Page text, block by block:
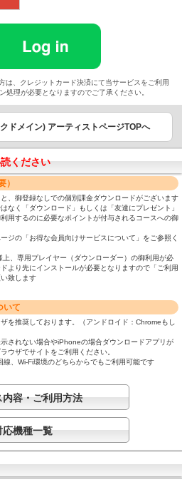
、クレジットカード決済にて当サービスをご利用
処理が必要となりますのでご了承ください。
ドメイン) アーティストページTOPへ
ください
）
、御登録なしでの個別課金ダウンロードがございます
なく「ダウンロード」もしくは「友達にプレゼント」
用するのに必要なポイントが付与されるコースへの御
ジの「お得な会員向けサービスについて」をご参照く
、専用プレイヤー（ダウンローダー）の御利用が必
より先にインストールが必要となりますので「ご利用
致します
いて
を推奨しております。（アンドロイド：Chromeもし
されない場合やiPhoneの場合ダウンロードアプリが
ウザでサイトをご利用ください。
、Wi-Fi環境のどちらからでもご利用可能です
内容・ご利用方法
応機種一覧